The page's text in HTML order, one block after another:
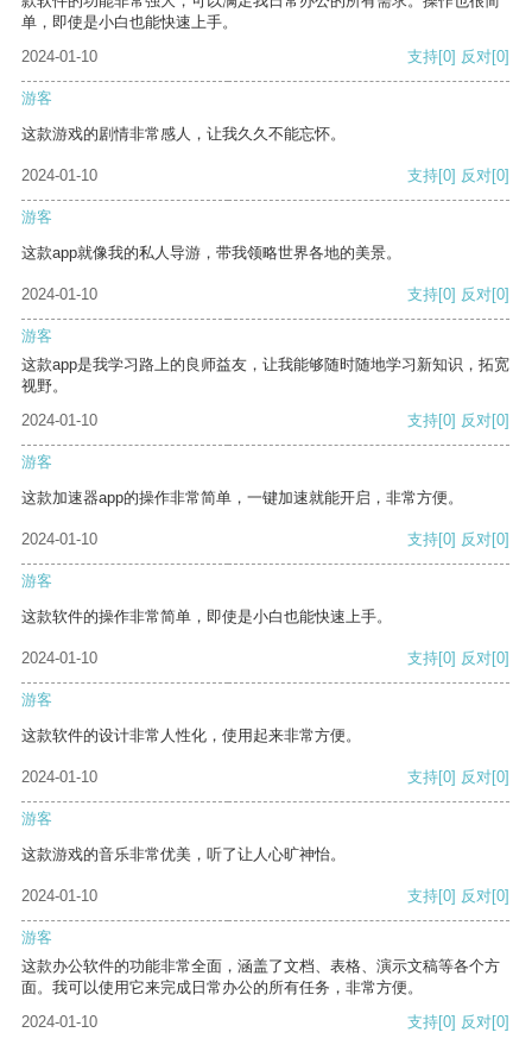
单，即使是小白也能快速上手。
2024-01-10
支持[0] 反对[0]
游客
这款游戏的剧情非常感人，让我久久不能忘怀。
2024-01-10 支持[0] 反对[0]
游客
这款app就像我的私人导游，带我领略世界各地的美景。
2024-01-10 支持[0] 反对[0]
游客
这款app是我学习路上的良师益友，让我能够随时随地学习新知识，拓宽
视野。
2024-01-10
支持[0] 反对[0]
游客
这款加速器app的操作非常简单，一键加速就能开启，非常方便。
2024-01-10 支持[0] 反对[0]
游客
这款软件的操作非常简单，即使是小白也能快速上手。
2024-01-10 支持[0] 反对[0]
游客
这款软件的设计非常人性化，使用起来非常方便。
2024-01-10 支持[0] 反对[0]
游客
这款游戏的音乐非常优美，听了让人心旷神怡。
2024-01-10 支持[0] 反对[0]
游客
这款办公软件的功能非常全面，涵盖了文档、表格、演示文稿等各个方
面。我可以使用它来完成日常办公的所有任务，非常方便。
2024-01-10
支持[0] 反对[0]